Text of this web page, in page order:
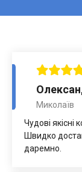
Миколаїв
Чудові якісні
Швидко
даремно.